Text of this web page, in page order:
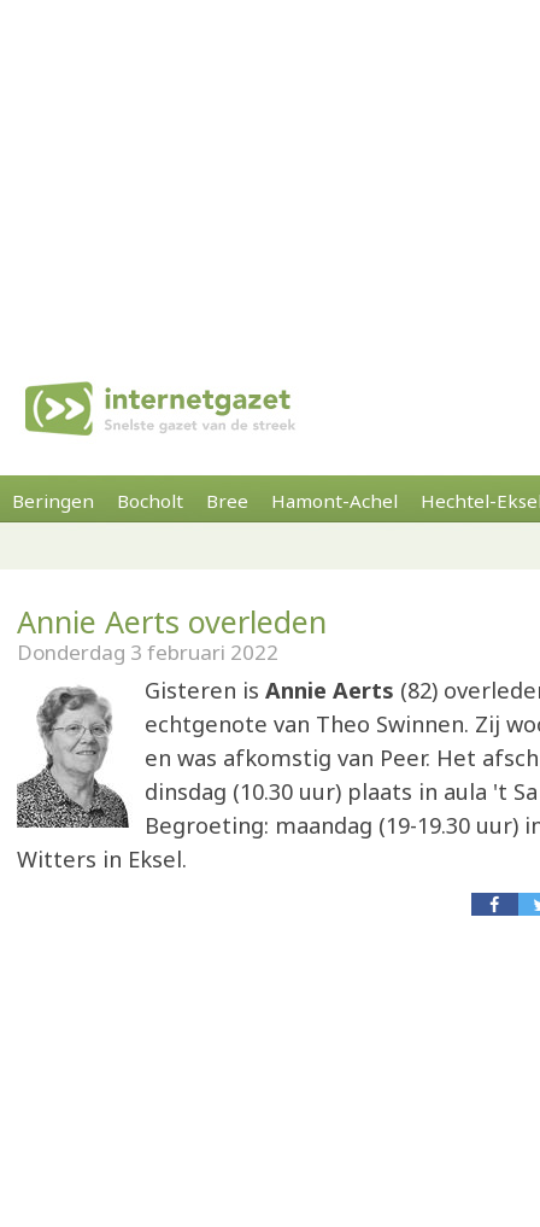
Beringen Bocholt Bree Hamont-Achel Hechtel-
Annie Aerts overleden
Donderdag 3 februari 2022
Gisteren is Annie Aerts (82)
echtgenote van Theo Swinnen. Zij
en was afkomstig van Peer. Het
dinsdag (10.30 uur) plaats in aula 't
Begroeting: maandag (19-19.30 uur)
Witters in Eksel.